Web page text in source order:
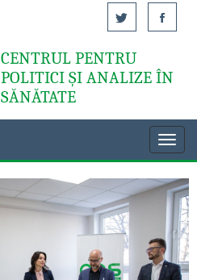
Acasă
CENTRUL PENTRU
POLITICI ȘI ANALIZE ÎN
SĂNĂTATE